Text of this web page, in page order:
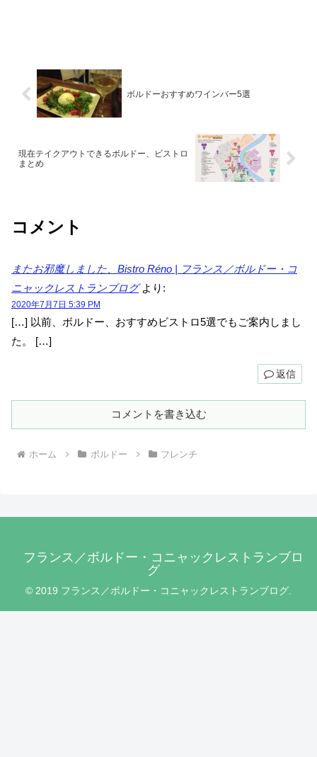
ボルドーおすすめワインバー5選
現在テイクアウトできるボルドー、ビストロ
まとめ
コメント
またお邪魔しました、Bistro Réno | フランス／ボルドー・コ
ニャックレストランブログ より:
2020年7月7日 5:39 PM
[…] 以前、ボルドー、おすすめビストロ5選でもご案内しまし
た。 […]
返信
コメントを書き込む
ホーム ボルドー フレンチ
フランス／ボルドー・コニャックレストランブロ
グ
© 2019 フランス／ボルドー・コニャックレストランブログ.